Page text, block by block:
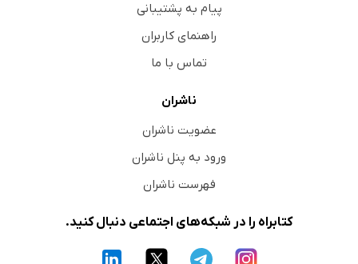
پیام به پشتیبانی
راهنمای کاربران
تماس با ما
ناشران
عضویت ناشران
ورود به پنل ناشران
فهرست ناشران
کتابراه را در شبکه‌های اجتماعی دنبال کنید.